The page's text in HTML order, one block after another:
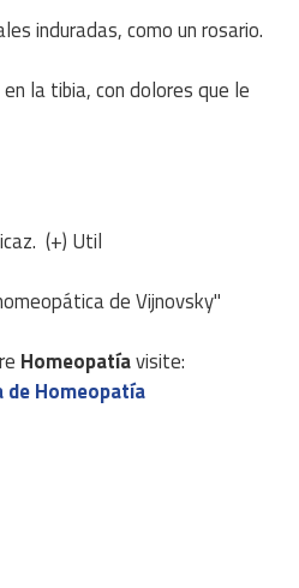
induradas, como un rosario.
la tibia, con dolores que le
(+) Util
de Vijnovsky"
Homeopatíavisite:
de Homeopatía